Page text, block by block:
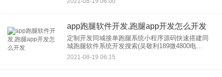
与“消费互联网”相对应的概念，是指应用互联
app跑腿软件开发,跑腿app开发怎么开发
定制开发同城接单跑腿系统小程序源码快速搭建同
城跑腿软件系统开发搜索(吴敬利189微4800电
*2702)，类似UU跑腿软件开发，跑腿软件系统开
发，跑腿软件定制开发，跑腿小程序系统开发， UU
2021-08-19 06:15